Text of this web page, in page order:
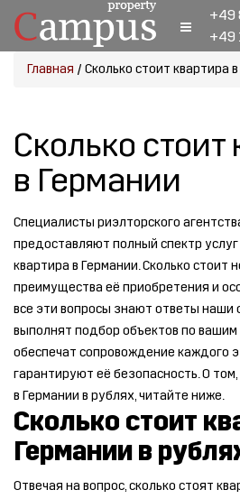
+49
+49
Главная / Сколько стоит квартира
Сколько стоит
в Германии
Специалисты риэлторского
предоставляют полный спектр услуг
квартира в Германии. Сколько стоит
преимущества её приобретения и
все эти вопросы знают ответы наши
выполнят подбор объектов по
обеспечат сопровождение каждого
гарантируют её безопасность. О
в Германии в рублях, читайте ниже.
Сколько стоит
Германии в
Отвечая на вопрос, сколько стоят